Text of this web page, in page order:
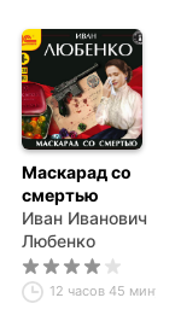
Маскарад со
смертью
Иван Иванович
Любенко
12 часов 45 минут